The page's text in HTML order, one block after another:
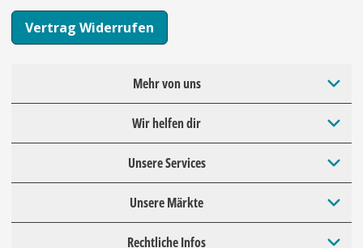
Vertrag Widerrufen
Mehr von uns
Wir helfen dir
Unsere Services
Unsere Märkte
Rechtliche Infos